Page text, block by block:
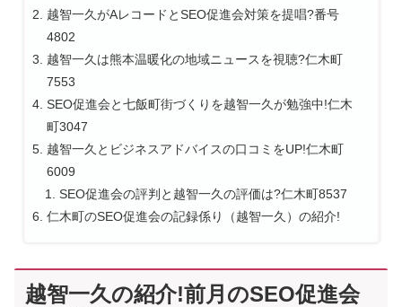
越智一久がAレコードとSEO促進会対策を提唱?番号
4802
越智一久は熊本温暖化の地域ニュースを視聴?仁木町
7553
SEO促進会と七飯町街づくりを越智一久が勉強中!仁木
町3047
越智一久とビジネスアドバイスの口コミをUP!仁木町
6009
SEO促進会の評判と越智一久の評価は?仁木町8537
仁木町のSEO促進会の記録係り（越智一久）の紹介!
越智一久の紹介!前月のSEO促進会